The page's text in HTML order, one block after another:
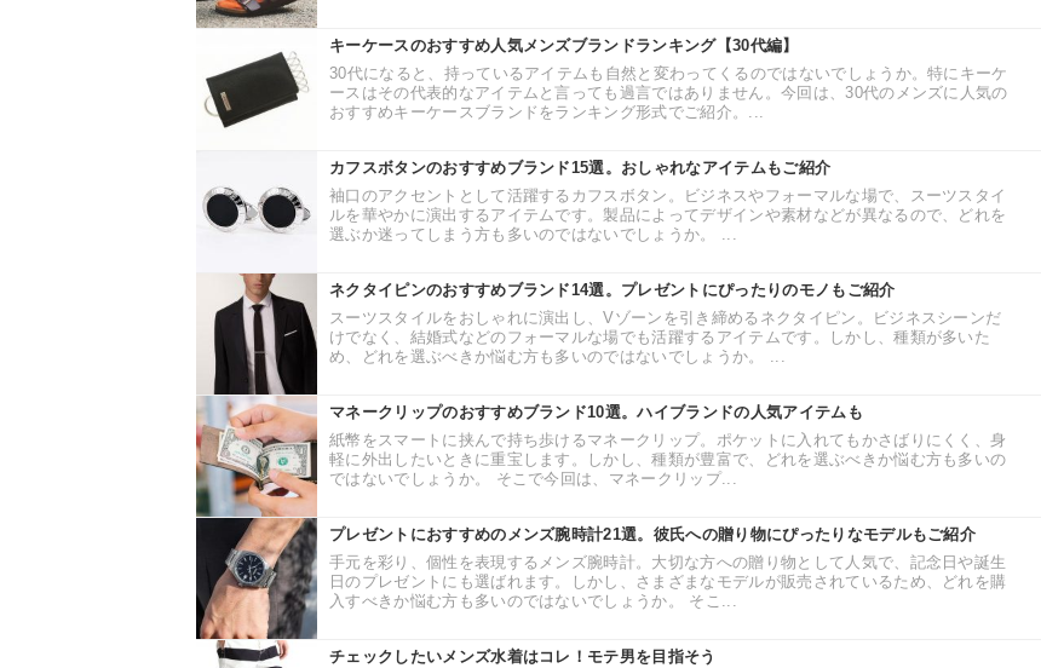
キーケースのおすすめ人気メンズブランドランキング【30代編】
30代になると、持っているアイテムも自然と変わってくるのではないでしょうか。特にキーケ
ースはその代表的なアイテムと言っても過言ではありません。今回は、30代のメンズに人気の
おすすめキーケースブランドをランキング形式でご紹介。...
カフスボタンのおすすめブランド15選。おしゃれなアイテムもご紹介
袖口のアクセントとして活躍するカフスボタン。ビジネスやフォーマルな場で、スーツスタイ
ルを華やかに演出するアイテムです。製品によってデザインや素材などが異なるので、どれを
選ぶか迷ってしまう方も多いのではないでしょうか。 ...
ネクタイピンのおすすめブランド14選。プレゼントにぴったりのモノもご紹介
スーツスタイルをおしゃれに演出し、Vゾーンを引き締めるネクタイピン。ビジネスシーンだ
けでなく、結婚式などのフォーマルな場でも活躍するアイテムです。しかし、種類が多いた
め、どれを選ぶべきか悩む方も多いのではないでしょうか。 ...
マネークリップのおすすめブランド10選。ハイブランドの人気アイテムも
紙幣をスマートに挟んで持ち歩けるマネークリップ。ポケットに入れてもかさばりにくく、身
軽に外出したいときに重宝します。しかし、種類が豊富で、どれを選ぶべきか悩む方も多いの
ではないでしょうか。 そこで今回は、マネークリップ...
プレゼントにおすすめのメンズ腕時計21選。彼氏への贈り物にぴったりなモデルもご紹介
手元を彩り、個性を表現するメンズ腕時計。大切な方への贈り物として人気で、記念日や誕生
日のプレゼントにも選ばれます。しかし、さまざまなモデルが販売されているため、どれを購
入すべきか悩む方も多いのではないでしょうか。 そこ...
チェックしたいメンズ水着はコレ！モテ男を目指そう